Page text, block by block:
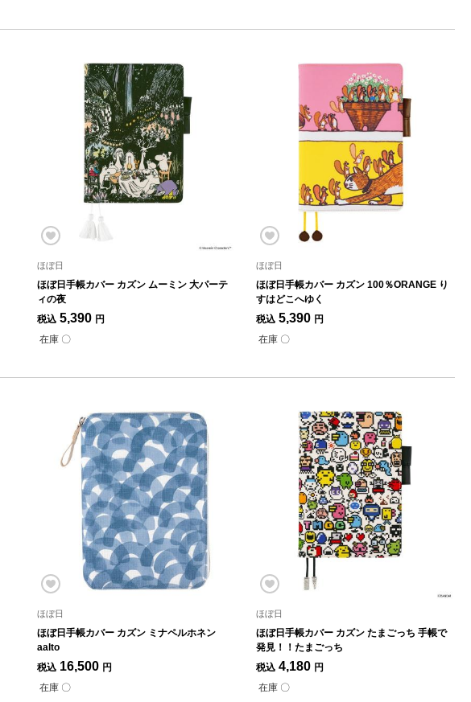
ほぼ日
ほぼ日手帳カバー カズン ムーミン 大パーテ
ィの夜
税込 5,390 円
在庫 〇
ほぼ日
ほぼ日手帳カバー カズン 100％ORANGE り
すはどこへゆく
税込 5,390 円
在庫 〇
ほぼ日
ほぼ日手帳カバー カズン ミナペルホネン
aalto
税込 16,500 円
在庫 〇
ほぼ日
ほぼ日手帳カバー カズン たまごっち 手帳で
発見！！たまごっち
税込 4,180 円
在庫 〇